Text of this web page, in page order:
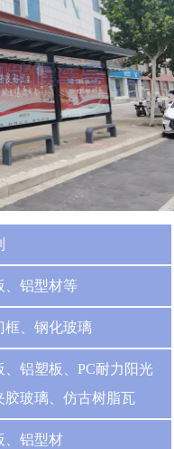
、铝型材等
框、钢化玻璃
铝塑板、PC耐力阳光
胶玻璃、仿古树脂瓦
、铝型材